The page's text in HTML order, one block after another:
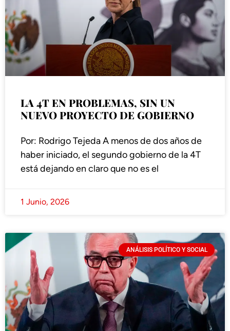
LA 4T EN PROBLEMAS, SIN UN
NUEVO PROYECTO DE GOBIERNO
Por: Rodrigo Tejeda A menos de dos años de
haber iniciado, el segundo gobierno de la 4T
está dejando en claro que no es el
1 Junio, 2026
ANÁLISIS POLÍTICO Y SOCIAL